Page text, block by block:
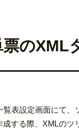
のXML
表設定画面にて、
する際、XMLのツ